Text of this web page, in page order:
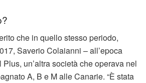
che in quello stesso periodo,
Saverio Colaianni – all’epoca
un’altra società che operava nel
A, B e M alle Canarie. “È stata